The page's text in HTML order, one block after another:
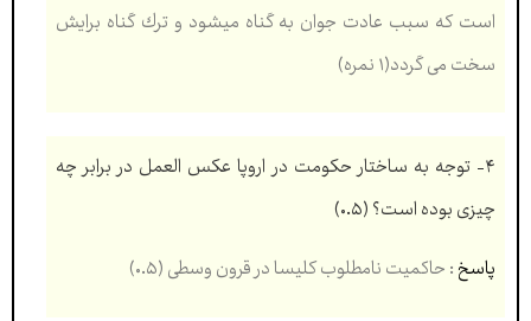
است که سبب عادت جوان به گناه میشود و ترك گناه برایش
سخت می گردد(۱ نمره)
۴- توجه به ساختار حکومت در اروپا عکس العمل در برابر چه
چیزی بوده است؟(۰.۵)
پاسخ: حاکمیت نامطلوب کلیسا در قرون وسطی (۰.۵)